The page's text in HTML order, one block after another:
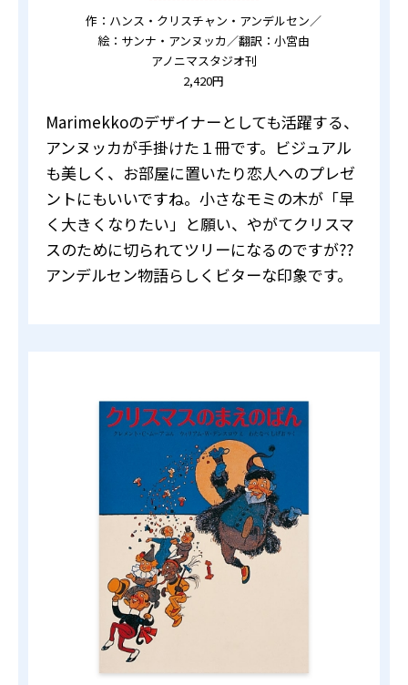
作：ハンス・クリスチャン・アンデルセン／
絵：サンナ・アンヌッカ／翻訳：小宮由
アノニマスタジオ刊
2,420円
Marimekkoのデザイナーとしても活躍する、
アンヌッカが手掛けた１冊です。ビジュアル
も美しく、お部屋に置いたり恋人へのプレゼ
ントにもいいですね。小さなモミの木が「早
く大きくなりたい」と願い、やがてクリスマ
スのために切られてツリーになるのですが??
アンデルセン物語らしくビターな印象です。